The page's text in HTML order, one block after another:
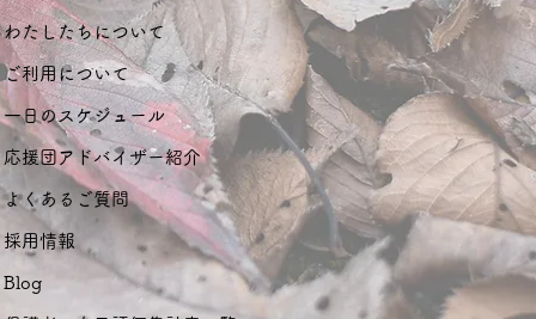
わたしたちについて
ご利用について
一日のスケジュール
応援団アドバイザー紹介
よくあるご質問
採用情報
Blog